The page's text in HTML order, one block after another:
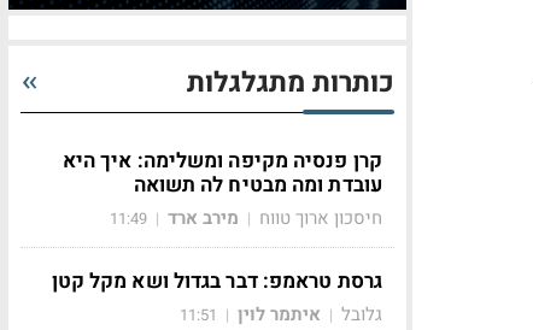
כותרות מתגלגלות
קרן פנסיה מקיפה ומשלימה: איך היא
עובדת ומה מבטיח לה תשואה
חיסכון ארוך טווח | מירב ארד |
11:49
גרסת טראמפ: דבר בגדול ושא מקל קטן
גלובל | איתמר לוין |
11:51